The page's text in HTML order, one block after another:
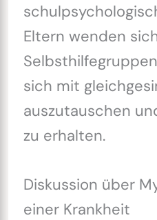
Eltern wenden
sich mit
auszutauschen
zu erhalten.
Diskussion über
einer Krankheit